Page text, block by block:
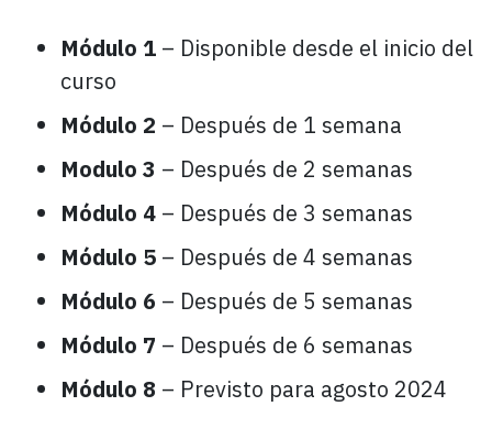
Módulo 1 – Disponible desde el inicio del
curso
Módulo 2 – Después de 1 semana
Modulo 3 – Después de 2 semanas
Módulo 4 – Después de 3 semanas
Módulo 5 – Después de 4 semanas
Módulo 6 – Después de 5 semanas
Módulo 7 – Después de 6 semanas
Módulo 8 – Previsto para agosto 2024